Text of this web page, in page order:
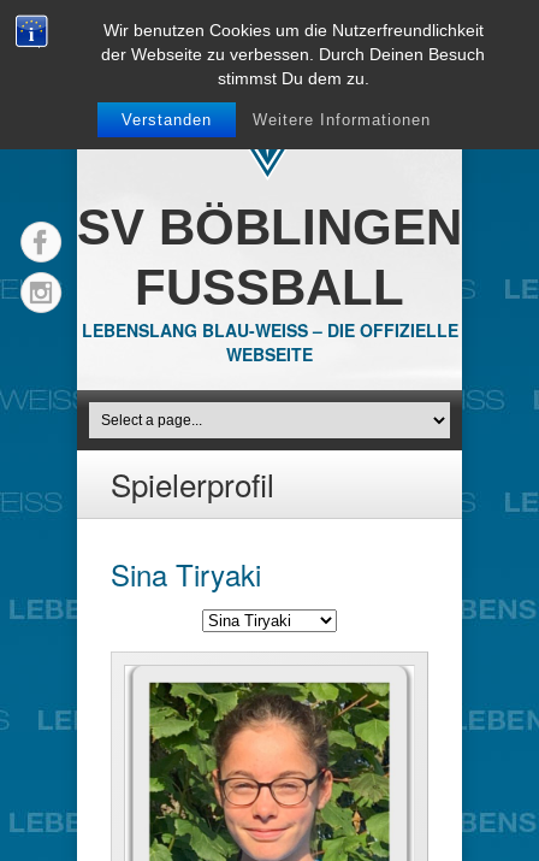
Wir benutzen Cookies um die Nutzerfreundlichkeit
der Webseite zu verbessen. Durch Deinen Besuch
stimmst Du dem zu.
Verstanden Weitere Informationen
SV BÖBLINGEN
FUSSBALL
LEBENSLANG BLAU-WEISS – DIE OFFIZIELLE
WEBSEITE
Spielerprofil
Sina Tiryaki